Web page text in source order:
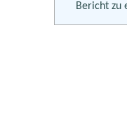
Bericht zu